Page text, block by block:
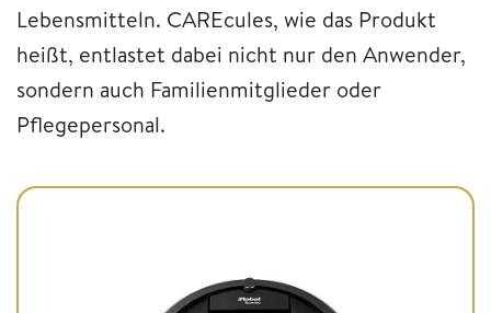
Lebensmitteln. CAREcules, wie das Produkt
heißt, entlastet dabei nicht nur den Anwender,
sondern auch Familienmitglieder oder
Pflegepersonal.